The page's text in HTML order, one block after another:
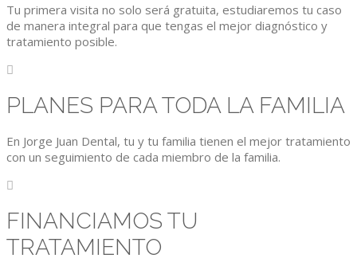
Tu primera visita no solo será gratuita, estudiaremos tu caso
de manera integral para que tengas el mejor diagnóstico y
tratamiento posible.

PLANES PARA TODA LA FAMILIA
En Jorge Juan Dental, tu y tu familia tienen el mejor tratamiento
con un seguimiento de cada miembro de la familia.

FINANCIAMOS TU
TRATAMIENTO